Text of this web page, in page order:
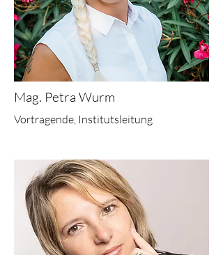
Mag. Petra Wurm
Vortragende, Institutsleitung